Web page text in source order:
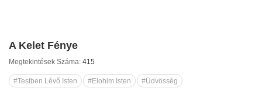
A Kelet Fénye
Megtekintések Száma: 415
#Testben Lévő Isten #Elohim Isten #Üdvösség